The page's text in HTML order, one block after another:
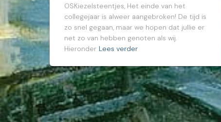
OSKiezelsteentjes, Het einde van het
collegejaar is alweer aangebroken! De tijd is
zo snel gegaan, maar we hopen dat jullie er
net zo van hebben genoten als wij.
Hieronder Lees verder